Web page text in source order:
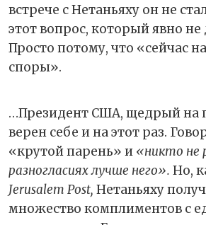
встрече с Нетаньяху он не
этот вопрос, который явно не
Просто потому, что «сейчас
споры».
…Президент США, щедрый на
верен себе и на этот раз.
«крутой парень» и «никто не
разногласиях лучше него». Но,
Jerusalem Post, Нетаньяху
множество комплиментов с